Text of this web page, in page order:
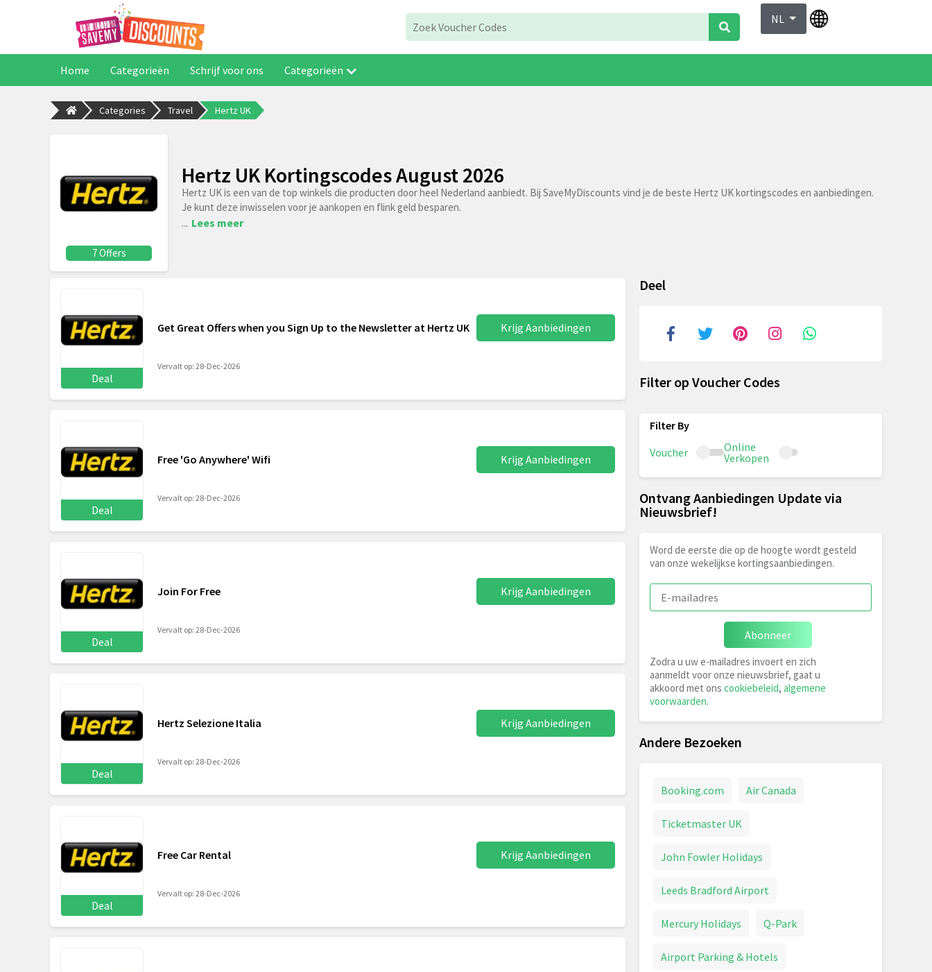
NL
Home Categorieën Schrijf voor ons Categorieën
Categories Travel Hertz UK
7 Offers
Hertz UK Kortingscodes August 2026
Hertz UK is een van de top winkels die producten door heel Nederland aanbiedt. Bij SaveMyDiscounts vind je de beste Hertz UK kortingscodes en aanbiedingen.
Je kunt deze inwisselen voor je aankopen en flink geld besparen.
... Lees meer
Deal
Get Great Offers when you Sign Up to the Newsletter at Hertz UK Krijg Aanbiedingen
Vervalt op: 28-Dec-2026
Deal
Free 'Go Anywhere' Wifi Krijg Aanbiedingen
Vervalt op: 28-Dec-2026
Deal
Join For Free Krijg Aanbiedingen
Vervalt op: 28-Dec-2026
Deal
Hertz Selezione Italia Krijg Aanbiedingen
Vervalt op: 28-Dec-2026
Deal
Free Car Rental Krijg Aanbiedingen
Vervalt op: 28-Dec-2026
Deel
Filter op Voucher Codes
Voucher
Online
Verkopen
Ontvang Aanbiedingen Update via
Nieuwsbrief!
Word de eerste die op de hoogte wordt gesteld
van onze wekelijkse kortingsaanbiedingen.
Abonneer
Zodra u uw e-mailadres invoert en zich
aanmeldt voor onze nieuwsbrief, gaat u
akkoord met ons cookiebeleid, algemene
voorwaarden.
Andere Bezoeken
Booking.com Air Canada
Ticketmaster UK
John Fowler Holidays
Leeds Bradford Airport
Mercury Holidays Q-Park
Airport Parking & Hotels